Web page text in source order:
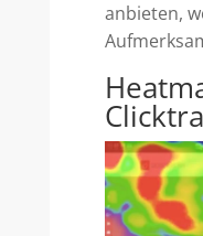
anbieten,